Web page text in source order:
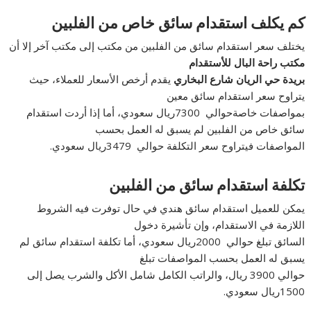
كم يكلف استقدام سائق خاص من الفلبين
يختلف سعر استقدام سائق من الفلبين من مكتب إلى مكتب آخر إلا أن
مكتب راحة البال للأستقدام
بريدة حي الريان شارع البخاري يقدم أرخص الأسعار للعملاء، حيث
يتراوح سعر استقدام سائق معين
بمواصفات خاصةحوالي 7300ريال سعودي، أما إذا أردت استقدام
سائق خاص من الفلبين لم يسبق له العمل بحسب
المواصفات فيتراوح سعر التكلفة حوالي 3479ريال سعودي.
تكلفة استقدام سائق من الفلبين
يمكن للعميل استقدام سائق هندي في حال توفرت فيه الشروط
اللازمة في الاستقدام، وإن تأشيرة دخول
السائق تبلغ حوالي 2000ريال سعودي، أما تكلفة استقدام سائق لم
يسبق له العمل بحسب المواصفات تبلغ
حوالي 3900 ريال، والراتب الكامل شامل الأكل والشرب يصل إلى
1500ريال سعودي.